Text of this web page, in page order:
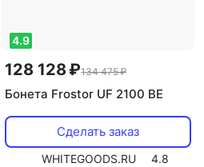
4.9
128 128 ₽134 475 ₽
Бонета Frostor UF 2100 BE
Сделать заказ
WHITEGOODS.RU 4.8